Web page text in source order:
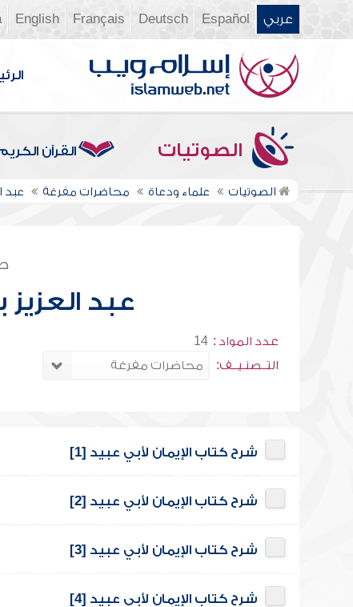
عربي Español
Deutsch
Français
English
الصوتيات القرآن
الصوتيات علماء ودعاة محاضرات مفرغة عبد
عبد العزيز
عدد المواد : 14
التــصنـيــف:
شرح كتاب الإيمان لأبي عبيد [1]
شرح كتاب الإيمان لأبي عبيد [2]
شرح كتاب الإيمان لأبي عبيد [3]
شرح كتاب الإيمان لأبي عبيد [4]